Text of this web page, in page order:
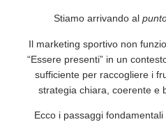
Stiamo arrivando al
Il marketing sportivo non
“Essere presenti” in un
sufficiente per raccogliere i
strategia chiara, coerente e
Ecco i passaggi fondamentali